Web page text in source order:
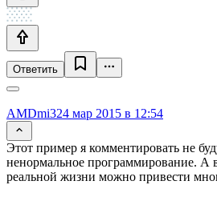
Ответить
AMDmi324 мар 2015 в 12:54
Этот пример я комментировать не
ненормальное программирование. А
реальной жизни можно привести